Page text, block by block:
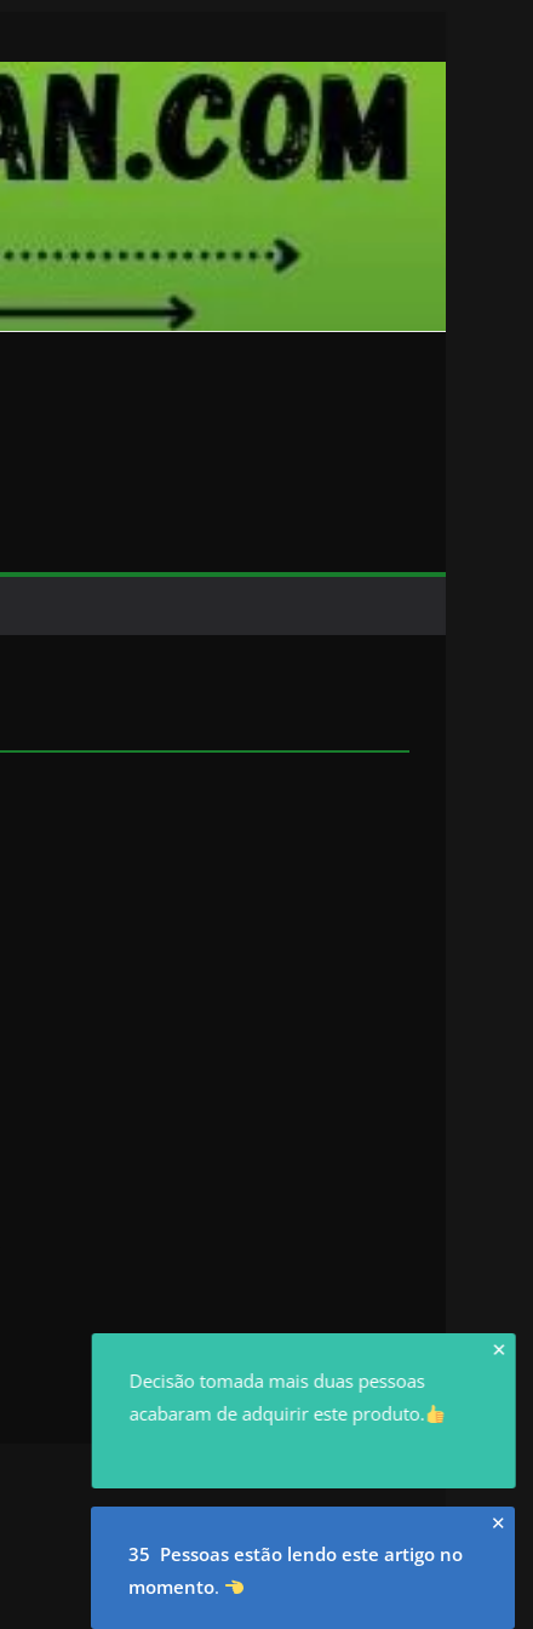
✕
Decisão tomada mais duas pessoas
acabaram de adquirir este produto.
✕
35 Pessoas estão lendo este artigo no
momento.